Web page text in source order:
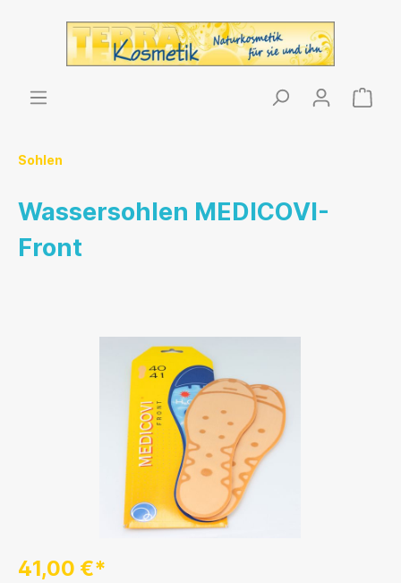
Sohlen
Wassersohlen MEDICOVI-
Front
41,00 €*